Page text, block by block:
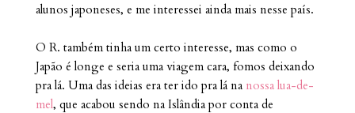
alunos japoneses, e me interessei ainda mais nesse país.
O R. também tinha um certo interesse, mas como o
Japão é longe e seria uma viagem cara, fomos deixando
pra lá. Uma das ideias era ter ido pra lá na nossa lua-de-
mel, que acabou sendo na Islândia por conta de